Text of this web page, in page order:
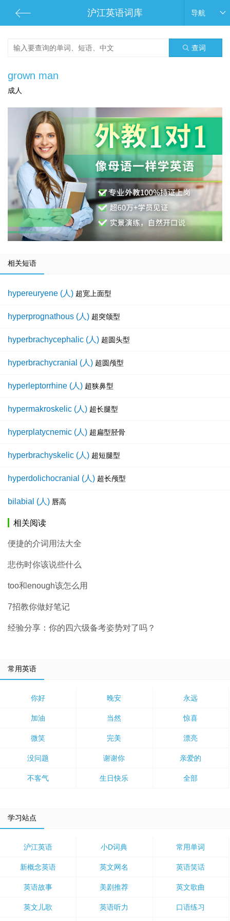
沪江英语词库 导航
查词
grown man
成人
相关短语
hypereuryene (人) 超宽上面型
hyperprognathous (人) 超突颌型
hyperbrachycephalic (人) 超圆头型
hyperbrachycranial (人) 超圆颅型
hyperleptorrhine (人) 超狭鼻型
hypermakroskelic (人) 超长腿型
hyperplatycnemic (人) 超扁型胫骨
hyperbrachyskelic (人) 超短腿型
hyperdolichocranial (人) 超长颅型
bilabial (人) 唇高
相关阅读
便捷的介词用法大全
悲伤时你该说些什么
too和enough该怎么用
7招教你做好笔记
经验分享：你的四六级备考姿势对了吗？
常用英语
你好 晚安 永远
加油 当然 惊喜
微笑 完美 漂亮
没问题 谢谢你 亲爱的
不客气 生日快乐 全部
学习站点
沪江英语 小D词典 常用单词
新概念英语 英文网名 英语笑话
英语故事 美剧推荐 英文歌曲
英文儿歌 英语听力 口语练习